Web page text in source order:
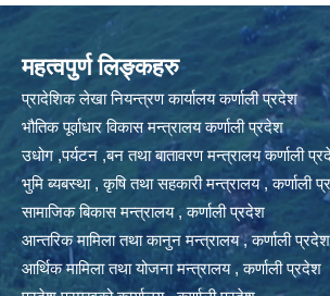
महत्वपुर्ण लिङ्कहरु
प्रादेशिक लेखा नियन्त्रण कार्यालय कर्णाली प्रदेश
भौतिक पूर्वाधार विकास मन्त्रालय कर्णाली प्रदेश
उधोग ,पर्यटन ,बन तथा बातावरण मन्त्रालय कर्णाली
भुमि ब्यबस्था , कृषि तथा सहकारी मन्त्रालय , कर्णाली
सामाजिक बिकास मन्त्रालय , कर्णाली प्रदेश
आन्तरिक मामिला तथा कानुन मन्त्रालय , कर्णाली प्रदेश
आर्थिक मामिला तथा योजना मन्त्रालय , कर्णाली प्रदेश